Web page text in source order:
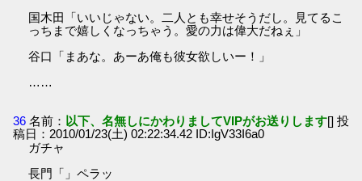
国木田「いいじゃない。二人とも幸せそうだし。見てるこ
っちまで嬉しくなっちゃう。愛の力は偉大だねぇ」
谷口「まあな。あーあ俺も彼女欲しいー！」
……
36 名前： 以下、名無しにかわりましてVIPがお送りします[] 投
稿日：2010/01/23(土) 02:22:34.42 ID:IgV33I6a0
ガチャ
長門「」ペラッ